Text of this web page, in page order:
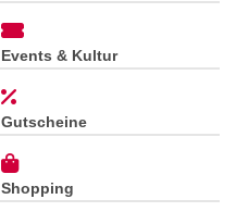
Events & Kultur
Gutscheine
Shopping